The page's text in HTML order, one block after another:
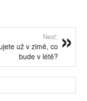
Next:
už v zimě, co
bude v létě?